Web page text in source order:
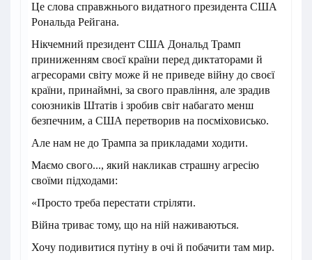
Це слова справжнього видатного президента США
Рональда Рейгана.
Нікчемний президент США Дональд Трамп
приниженням своєї країни перед диктаторами й
агресорами світу може й не приведе війну до своєї
країни, принаймні, за свого правління, але зрадив
союзників Штатів і зробив світ набагато менш
безпечним, а США перетворив на посміховисько.
Але нам не до Трампа за прикладами ходити.
Маємо свого..., який накликав страшну агресію
своїми підходами:
«Просто треба перестати стріляти.
Війна триває тому, що на ній наживаються.
Хочу подивитися путіну в очі й побачити там мир.